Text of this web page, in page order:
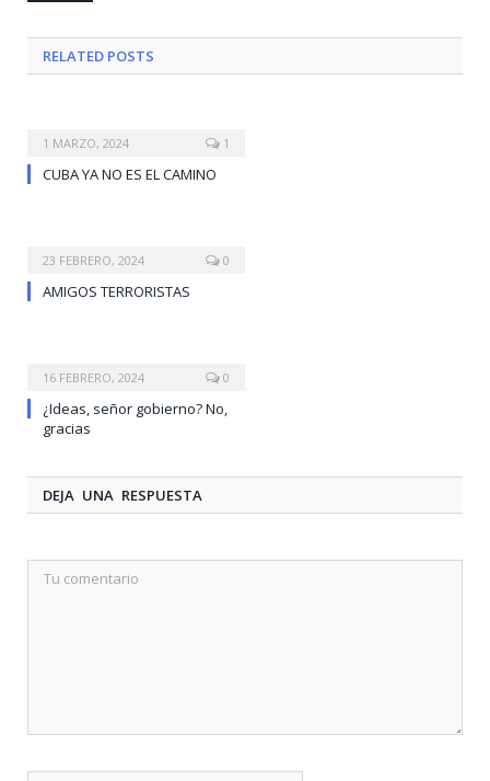
RELATED POSTS
1 MARZO, 2024 1
CUBA YA NO ES EL CAMINO
23 FEBRERO, 2024 0
AMIGOS TERRORISTAS
16 FEBRERO, 2024 0
¿Ideas, señor gobierno? No,
gracias
DEJA UNA RESPUESTA